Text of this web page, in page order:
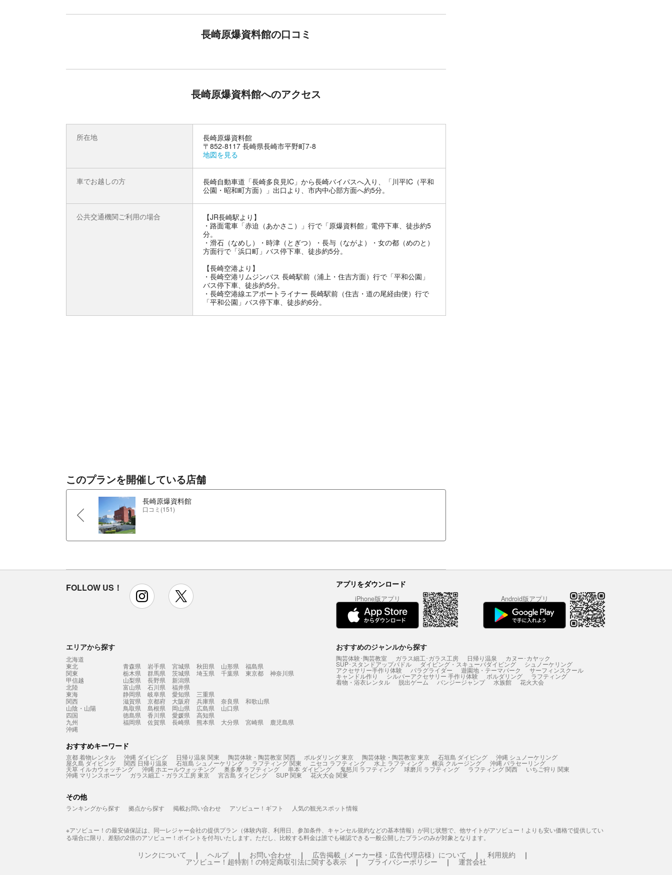
長崎原爆資料館の口コミ
長崎原爆資料館へのアクセス
所在地
長崎原爆資料館
〒852-8117 長崎県長崎市平野町7-8
地図を見る
車でお越しの方
長崎自動車道「長崎多良見IC」から長崎バイパスへ入り、「川平IC（平和
公園・昭和町方面）」出口より、市内中心部方面へ約5分。
公共交通機関ご利用の場合
【JR長崎駅より】
・路面電車「赤迫（あかさこ）」行で「原爆資料館」電停下車、徒歩約5
分。
・滑石（なめし）・時津（とぎつ）・長与（ながよ）・女の都（めのと）
方面行で「浜口町」バス停下車、徒歩約5分。
【長崎空港より】
・長崎空港リムジンバス 長崎駅前（浦上・住吉方面）行で「平和公園」
バス停下車、徒歩約5分。
・長崎空港線エアポートライナー 長崎駅前（住吉・道の尾経由便）行で
「平和公園」バス停下車、徒歩約6分。
このプランを開催している店舗
長崎原爆資料館
口コミ(151)
FOLLOW US！ instagram アプリをダウンロード
iPhone版アプリ Android版アプリ
エリアから探す
北海道
東北
青森県 岩手県 宮城県 秋田県 山形県
福島県
関東
栃木県 群馬県 茨城県 埼玉県 千葉県 東京都
神奈川県
甲信越
山梨県 長野県
新潟県
北陸
富山県 石川県
福井県
東海
静岡県 岐阜県 愛知県
三重県
関西
滋賀県 京都府 大阪府 兵庫県 奈良県
和歌山県
山陰・山陽
鳥取県 島根県 岡山県 広島県
山口県
四国
徳島県 香川県 愛媛県
高知県
九州
福岡県 佐賀県 長崎県 熊本県 大分県 宮崎県
鹿児島県
沖縄
おすすめのジャンルから探す
陶芸体験･陶芸教室 ガラス細工･ガラス工房 日帰り温泉 カヌー･カヤック
SUP･スタンドアップパドル ダイビング・スキューバダイビング シュノーケリング
アクセサリー手作り体験 パラグライダー 遊園地・テーマパーク サーフィンスクール
キャンドル作り シルバーアクセサリー 手作り体験 ボルダリング ラフティング
着物・浴衣レンタル 脱出ゲーム バンジージャンプ 水族館 花火大会
おすすめキーワード
京都 着物レンタル 沖縄 ダイビング 日帰り温泉 関東 陶芸体験・陶芸教室 関西 ボルダリング 東京 陶芸体験・陶芸教室 東京 石垣島 ダイビング 沖縄 シュノーケリング
屋久島 ダイビング 関西 日帰り温泉 石垣島 シュノーケリング ラフティング 関東 ニセコ ラフティング 水上 ラフティング 横浜 クルージング 沖縄 パラセーリング
天草 イルカウォッチング 沖縄 ホエールウォッチング 奥多摩 ラフティング 串本 ダイビング 鬼怒川 ラフティング 球磨川 ラフティング ラフティング 関西 いちご狩り 関東
沖縄 マリンスポーツ ガラス細工・ガラス工房 東京 宮古島 ダイビング SUP 関東 花火大会 関東
その他
ランキングから探す 拠点から探す 掲載お問い合わせ アソビュー！ギフト 人気の観光スポット情報
※アソビュー！の最安値保証は、同一レジャー会社の提供プラン（体験内容、利用日、参加条件、キャンセル規約などの基本情報）が同じ状態で、他サイトがアソビュー！よりも安い価格で提供してい
る場合に限り、差額の2倍のアソビュー！ポイントを付与いたします。ただし、比較する料金は誰でも確認できる一般公開したプランのみが対象となります。
リンクについて ヘルプ お問い合わせ 広告掲載（メーカー様・広告代理店様）について 利用規約
アソビュー！超特割！の特定商取引法に関する表示 プライバシーポリシー 運営会社